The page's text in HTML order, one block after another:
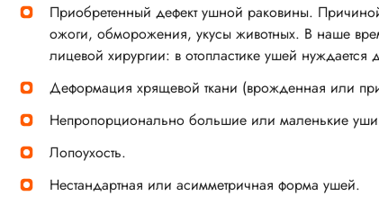
Приобретенный дефект ушной раковины.
ожоги, обморожения, укусы животных. В наше
лицевой хирургии: в отопластике ушей нуждается
Деформация хрящевой ткани (врожденная или
Непропорционально большие или маленькие
Лопоухость.
Нестандартная или асимметричная форма ушей.